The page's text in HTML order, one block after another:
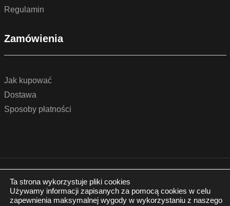
Regulamin
Zamówienia
Jak kupować
Dostawa
Sposoby płatności
© 2022 by podlogidrzwi.eu
Wszystkie prawa zastrzeżone
Realizacja:
Ta strona wykorzystuje pliki cookies
Używamy informacji zapisanych za pomocą cookies w celu
zapewnienia maksymalnej wygody w wykorzystaniu z naszego